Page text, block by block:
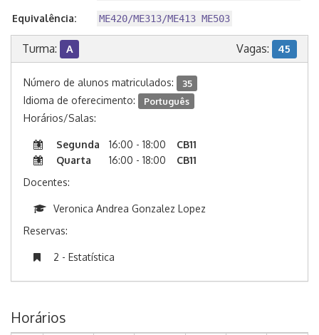
Equivalência: ME420/ME313/ME413 ME503
Turma: A Vagas: 45
Número de alunos matriculados: 35
Idioma de oferecimento: Português
Horários/Salas:
Segunda 16:00 - 18:00
CB11
Quarta
16:00 - 18:00
CB11
Docentes:
Veronica Andrea Gonzalez Lopez
Reservas:
2 - Estatística
Horários